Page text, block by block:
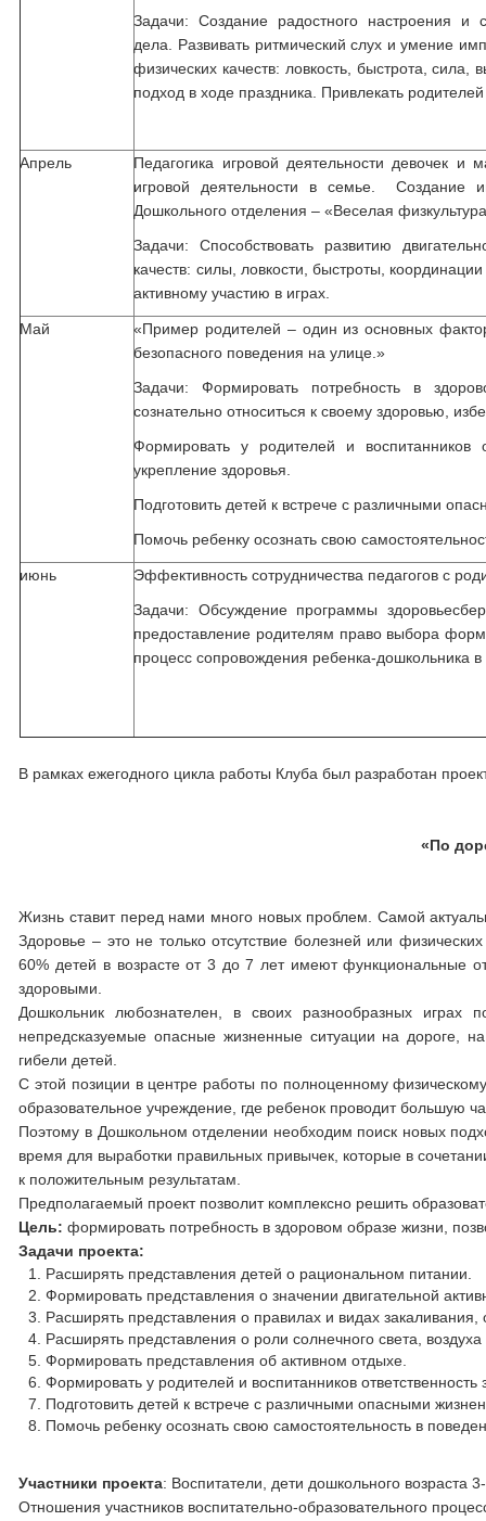
Задачи: Создание радостного настроения и
дела. Развивать ритмический слух и умение
физических качеств: ловкость, быстрота, сила,
подход в ходе праздника. Привлекать
Апрель
Педагогика игровой деятельности девочек и
игровой деятельности в семье. Создание
Дошкольного отделения – «Веселая
Задачи: Способствовать развитию
качеств: силы, ловкости, быстроты,
активному участию в играх.
Май
«Пример родителей – один из основных
безопасного поведения на улице.»
Задачи: Формировать потребность в
сознательно относиться к своему здоровью,
Формировать у родителей и воспитанников
укрепление здоровья.
Подготовить детей к встрече с различными
Помочь ребенку осознать свою
июнь
Эффективность сотрудничества педагогов с
Задачи: Обсуждение программы
предоставление родителям право выбора
процесс сопровождения ребенка-дошкольника
В рамках ежегодного цикла работы Клуба был разработан
«По
Жизнь ставит перед нами много новых проблем. Самой
Здоровье – это не только отсутствие болезней или
60% детей в возрасте от 3 до 7 лет имеют функциональные
здоровыми.
Дошкольник любознателен, в своих разнообразных играх
непредсказуемые опасные жизненные ситуации на дороге,
гибели детей.
С этой позиции в центре работы по полноценному
образовательное учреждение, где ребенок проводит большую
Поэтому в Дошкольном отделении необходим поиск новых
время для выработки правильных привычек, которые в
к положительным результатам.
Предполагаемый проект позволит комплексно решить
Цель:формировать потребность в здоровом образе жизни,
Задачи проекта:
Расширять представления детей о рациональном питании.
Формировать представления о значении двигательной
Расширять представления о правилах и видах
Расширять представления о роли солнечного света,
Формировать представления об активном отдыхе.
Формировать у родителей и воспитанников
Подготовить детей к встрече с различными опасными
Помочь ребенку осознать свою самостоятельность в
Участники проекта: Воспитатели, дети дошкольного возраста
Отношения участников воспитательно-образовательного